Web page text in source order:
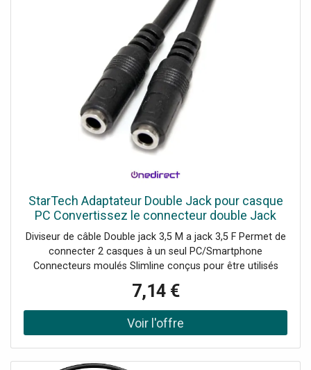
StarTech Adaptateur Double Jack pour casque
PC Convertissez le connecteur double Jack
femelle en 1 Jack mâle 3,5.
Diviseur de câble Double jack 3,5 M a jack 3,5 F Permet de
connecter 2 casques à un seul PC/Smartphone
Connecteurs moulés Slimline conçus pour être utilisés
simultanément des écouteurs et des haut-parleurs
externes à votre ordinateur Longueur de câble : 20cm
7,14 €